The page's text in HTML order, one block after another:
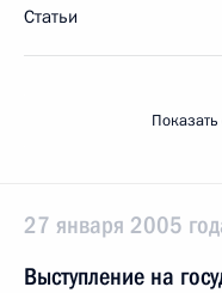
Статьи
27 января 2005
Выступление на